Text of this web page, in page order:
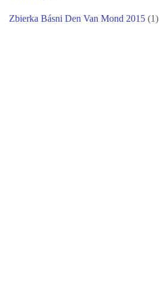
Zbierka Básni Den Van Mond 2015 (1)